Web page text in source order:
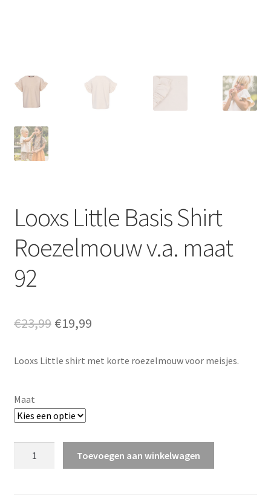
Looxs Little Basis Shirt
Roezelmouw v.a. maat
92
€23,99 Oorspronkelijke
was:
€19,99Huidige
is:
Looxs Little shirt met korte roezelmouw voor meisjes.
Maat
Toevoegen aan winkelwagen